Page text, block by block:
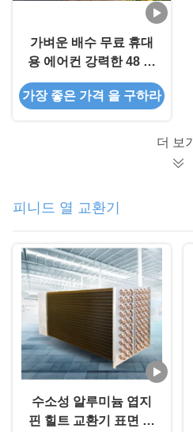
가벼운 배수 무료 휴대
용 에어컨 강력한 48 파
운드 휴대용 AC 단위
가장 좋은 가격 을 구하라
더 보기
피니드 열 교환기
수소성 알루미늄 엽지
핀 힐트 교환기 표면 처